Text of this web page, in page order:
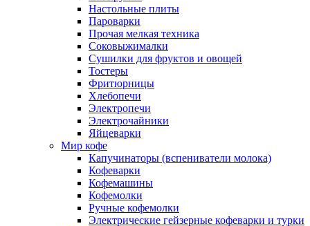
Настольные плиты
Пароварки
Прочая мелкая техника
Соковыжималки
Сушилки для фруктов и овощей
Тостеры
Фритюрницы
Хлебопечи
Электропечи
Электрочайники
Яйцеварки
Мир кофе
Капучинаторы (вспениватели молока)
Кофеварки
Кофемашины
Кофемолки
Ручные кофемолки
Электрические гейзерные кофеварки и турки